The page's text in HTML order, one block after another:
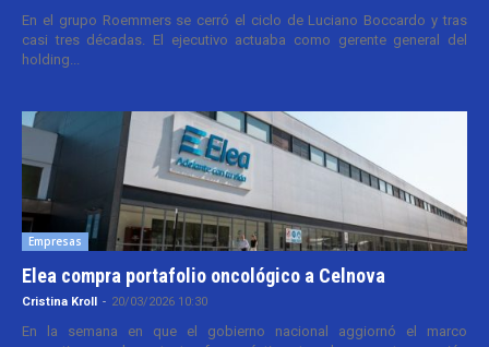
En el grupo Roemmers se cerró el ciclo de Luciano Boccardo y tras
casi tres décadas. El ejecutivo actuaba como gerente general del
holding...
Empresas
Elea compra portafolio oncológico a Celnova
Cristina Kroll - 20/03/2026 10:30
En la semana en que el gobierno nacional aggiornó el marco